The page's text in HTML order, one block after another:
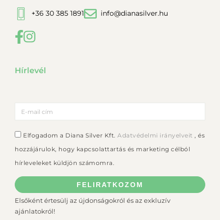
+36 30 385 1891 info@dianasilver.hu
Hírlevél
Elfogadom a Diana Silver Kft. Adatvédelmi irányelveit , és
hozzájárulok, hogy kapcsolattartás és marketing célból
hírleveleket küldjön számomra.
FELIRATKOZOM
Elsőként értesülj az újdonságokról és az exkluzív
ajánlatokról!